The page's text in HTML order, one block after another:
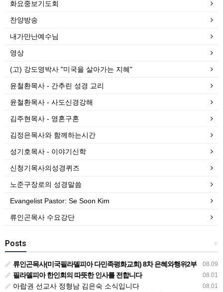
화요중보기도회
찬양방송
내가만난예수님
영상
(고) 강도영박사 "미국을 살아가는 지혜"
윤철환목사 - 간추린 성경 교리
윤철환목사 - 사도신경강해
김주현목사 - 영혼구혼
김정은목사와 함께하는시간
성기호목사 - 이야기신학
신청기목사의성경퀴즈
노준구장로의 성경말씀
Evangelist Pastor: Se Soon Kim
류인곤목사 수요강단
+
Posts
08.09
류인곤목사(미국필라델피아 다민족평화교회) 8차 은혜와행위2부
08.01
필라델피아 한인회의 따뜻한 인사를 전합니다
08.01
아랍권 선교사 정형남 김은숙 소식입니다